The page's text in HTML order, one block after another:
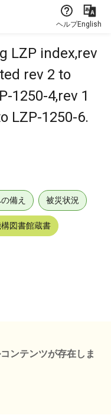
ヘルプEnglish
LZP index,rev
rev 2 to
1250-4,rev 1
LZP-1250-6.
備え 被災状況
図書館蔵書
ンテンツが存在しま